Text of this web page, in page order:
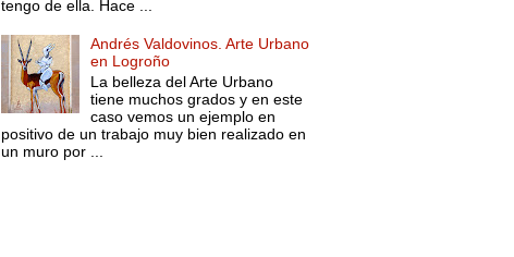
tengo de ella. Hace ...
Andrés Valdovinos. Arte Urbano
en Logroño
La belleza del Arte Urbano
tiene muchos grados y en este
caso vemos un ejemplo en
positivo de un trabajo muy bien realizado en
un muro por ...